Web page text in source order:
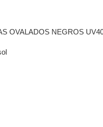
OVALADOS NEGROS